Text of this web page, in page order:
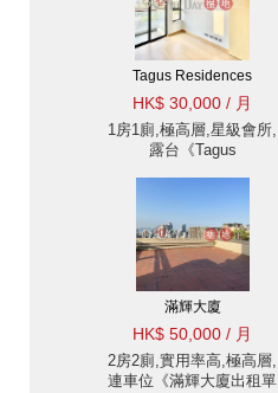
Tagus Residences
HK$ 30,000 / 月
1房1廁,極高層,星級會所,
露台《Tagus
滿輝大廈
HK$ 50,000 / 月
2房2廁,實用率高,極高層,
連車位《滿輝大廈出租單